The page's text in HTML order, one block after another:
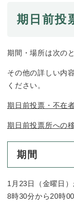
期日前投
期間・場所は次の
その他の詳しい内
ください。
期日前投票・不在
期日前投票所への
期間
1月23日（金曜日
8時30分から20時